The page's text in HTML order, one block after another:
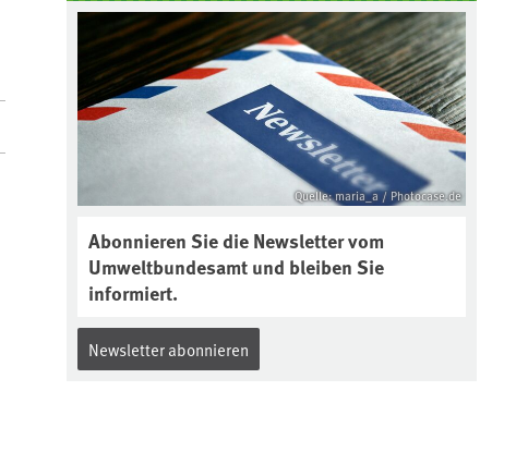
Quelle: maria_a / Photocase.de
Abonnieren Sie die Newsletter vom
Umweltbundesamt und bleiben Sie
informiert.
Newsletter abonnieren